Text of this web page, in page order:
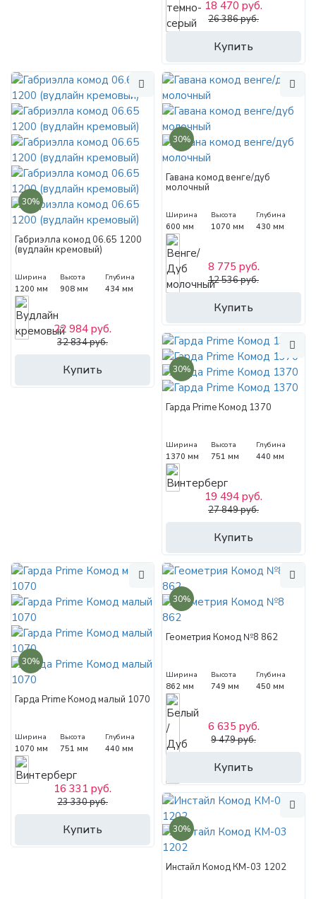
Купить
18 470 руб.
26 386 руб.
30%
Габриэлла комод 06.65 1200
(вудлайн кремовый)
Ширина
1200 мм
Высота
908 мм
Глубина
434 мм
Купить
22 984 руб.
32 834 руб.
30%
Гавана комод венге/дуб
молочный
Ширина
600 мм
Высота
1070 мм
Глубина
430 мм
Купить
8 775 руб.
12 536 руб.
30%
Гарда Prime Комод 1370
Ширина
1370 мм
Высота
751 мм
Глубина
440 мм
Купить
19 494 руб.
27 849 руб.
30%
Гарда Prime Комод малый 1070
Ширина
1070 мм
Высота
751 мм
Глубина
440 мм
Купить
16 331 руб.
23 330 руб.
30%
Геометрия Комод №8 862
Ширина
862 мм
Высота
749 мм
Глубина
450 мм
Купить
6 635 руб.
9 479 руб.
30%
Инстайл Комод КМ-03 1202